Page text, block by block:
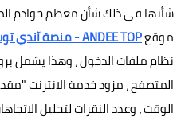
شأنها في ذلك شأن معظم خوادم
موقعANDEE TOP - منصة آندي توب للتعليم وتطوير الذات
نظام ملفات الدخول ، وهذا يشمل
المتصفح ، مزود خدمة الانترنت
الوقت ، وعدد النقرات لتحليل